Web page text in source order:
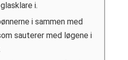
i.
i sammen med
sauterer med løgene i